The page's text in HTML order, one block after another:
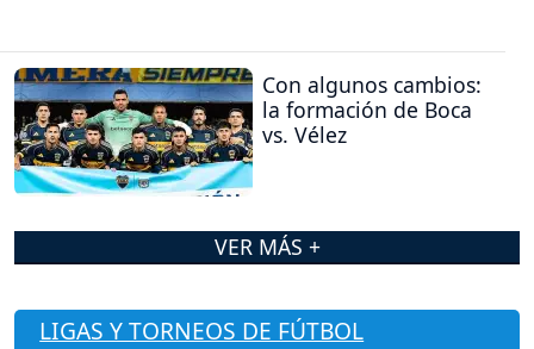
Con algunos cambios:
la formación de Boca
vs. Vélez
VER MÁS +
LIGAS Y TORNEOS DE FÚTBOL